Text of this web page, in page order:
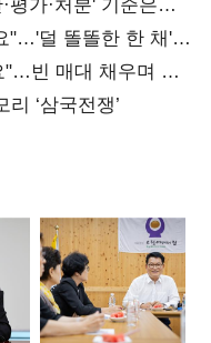
가·처분' 기준은
"…'덜 똘똘한 한 채'
"…빈 매대 채우며 문
‘삼국전쟁’